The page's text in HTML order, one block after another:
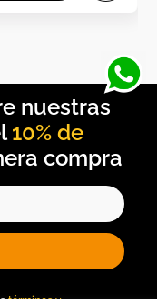
10% de
términos y